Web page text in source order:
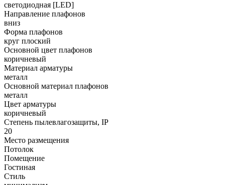
светодиодная [LED]
Направление плафонов
вниз
Форма плафонов
круг плоский
Основной цвет плафонов
коричневый
Материал арматуры
металл
Основной материал плафонов
металл
Цвет арматуры
коричневый
Степень пылевлагозащиты, IP
20
Место размещения
Потолок
Помещение
Гостиная
Стиль